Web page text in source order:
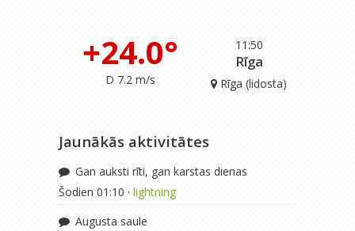
11:50
+24.0°
D 7.2 m/s
Rīga
Rīga (lidosta)
Jaunākās aktivitātes
Gan auksti rīti, gan karstas dienas
Šodien 01:10 · lightning
Augusta saule